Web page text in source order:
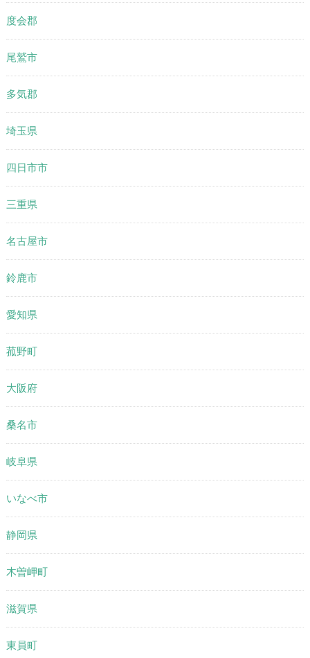
度会郡
尾鷲市
多気郡
埼玉県
四日市市
三重県
名古屋市
鈴鹿市
愛知県
菰野町
大阪府
桑名市
岐阜県
いなべ市
静岡県
木曽岬町
滋賀県
東員町